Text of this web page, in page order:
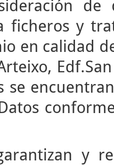
de
ficheros y
en calidad
se
y